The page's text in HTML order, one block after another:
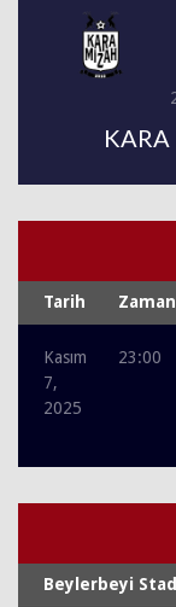
Tarih Zaman
Kasım
7,
2025
23:00
Beylerbeyi